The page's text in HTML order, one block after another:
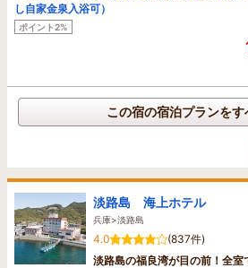
し自家金泉入浴可）
ポイント2%
この宿の宿泊プランをす
淡路島 海上ホテル
兵庫>淡路島
4.0
(837件)
淡路島の福良湾が目の前！全